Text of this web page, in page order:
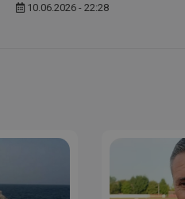
10.06.2026 - 22:28